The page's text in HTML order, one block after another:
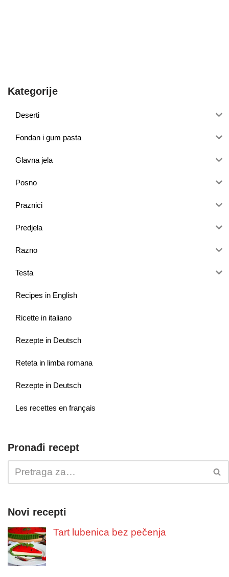
Kategorije
Deserti
Fondan i gum pasta
Glavna jela
Posno
Praznici
Predjela
Razno
Testa
Recipes in English
Ricette in italiano
Rezepte in Deutsch
Reteta in limba romana
Rezepte in Deutsch
Les recettes en français
Pronađi recept
Novi recepti
Tart lubenica bez pečenja